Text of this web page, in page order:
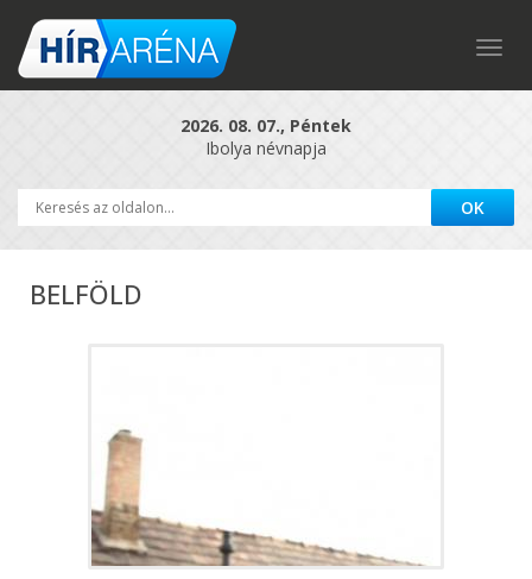
2026. 08. 07., Péntek
Ibolya névnapja
BELFÖLD